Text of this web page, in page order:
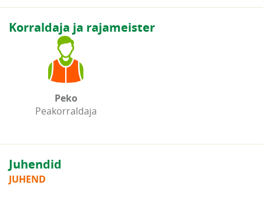
Korraldaja ja rajameister
Peko
Peakorraldaja
Juhendid
JUHEND